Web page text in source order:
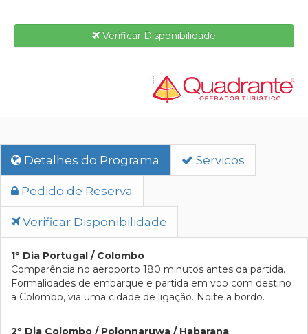
Verificar Disponibilidade
Detalhes do Programa Servicos
Pedido de Reserva
Verificar Disponibilidade
1º Dia Portugal / Colombo
Comparência no aeroporto 180 minutos antes da partida.
Formalidades de embarque e partida em voo com destino
a Colombo, via uma cidade de ligação. Noite a bordo.
2º Dia Colombo / Polonnaruwa / Habarana